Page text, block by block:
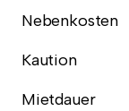
Nebenkosten
Kaution
Mietdauer